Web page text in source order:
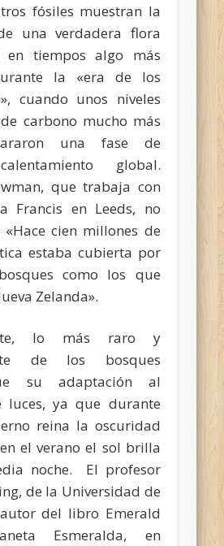
fósiles muestran la
una verdadera flora
en tiempos algo más
la «era de los
cuando unos niveles
carbono mucho más
una fase de
global.
que trabaja con
Francis en Leeds, no
cien millones de
estaba cubierta por
como los que
Zelanda».
lo más raro y
de los bosques
su adaptación al
luces, ya que durante
reina la oscuridad
el verano el sol brilla
noche. El profesor
de la Universidad de
del libro Emerald
Esmeralda, en